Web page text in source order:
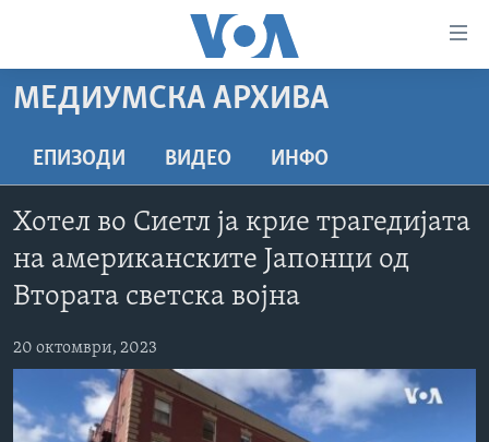
пристапност
содржина
Премини
до
страната
навигација
Пребарувај
ДОМА
РУБРИКИ
МАКЕДОНИЈА
ЕКОНОМИЈА
ПОЛИТИКА
ЗДРАВЈЕ
НАУКА
ДОКУМЕНТАРЦИ
АРХИВИРАНА ПРОГРАМА
NEWSFLASH - АРХИВА
ВЕСТИ ОД САД ВО МИНУТА - АРХИВА
ИЗБОРИ ВО САД 2020 - АРХИВА
ЗА НАС
Learning English
НАКУСО...
МЕДИУМСКА АРХИВА
ЕПИЗОДИ ВИДЕО ИНФО
Хотел во Сиетл ја крие трагедијата
на американските Јапонци од
Втората светска војна
20 октомври, 2023